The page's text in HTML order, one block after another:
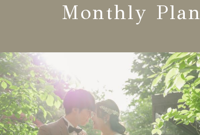
Monthly Plan